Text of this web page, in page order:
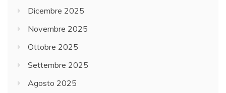
Dicembre 2025
Novembre 2025
Ottobre 2025
Settembre 2025
Agosto 2025